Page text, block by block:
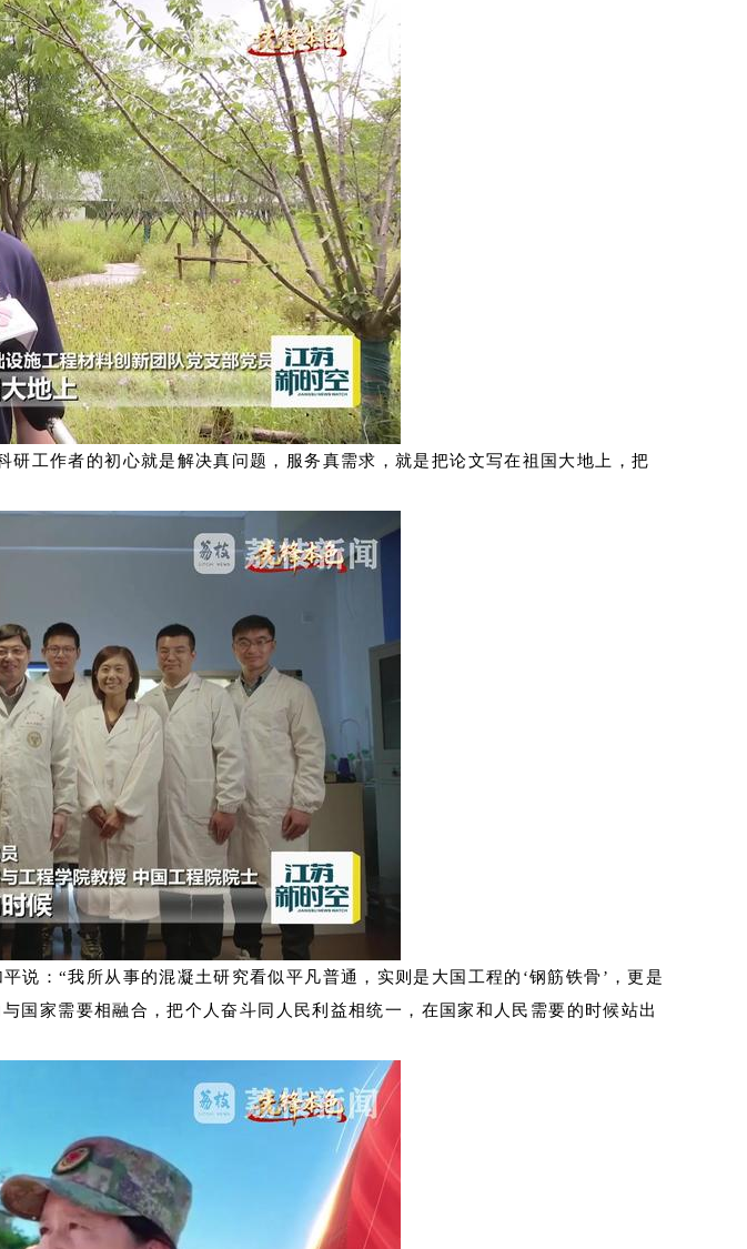
工作者的初心就是解决真问题，服务真需求，就是把论文写在祖国大地上，把
：“我所从事的混凝土研究看似平凡普通，实则是大国工程的‘钢筋铁骨’，更是
国家需要相融合，把个人奋斗同人民利益相统一，在国家和人民需要的时候站出